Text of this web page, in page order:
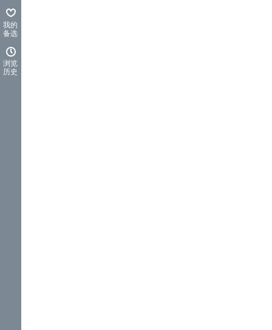
我的
备选
浏览
历史